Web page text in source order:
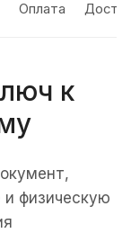
Оплата
к
физическую